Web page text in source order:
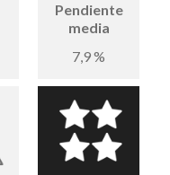
Pendiente
media
7,9 %